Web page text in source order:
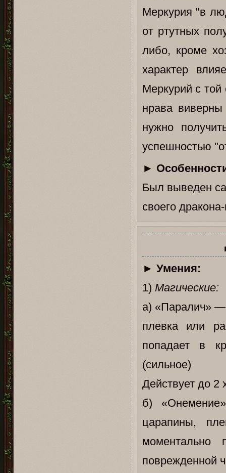
Меркурия "в
от ртутных
либо, кроме
характер
Меркурий с той
нрава
нужно
успешностью
►
Был выведен
своего
► Умения:
1) Магические:
а) «Паралич» —
плевка или
попадает в
(сильное)
Действует до 2
б)
царапины,
моментально
поврежденной